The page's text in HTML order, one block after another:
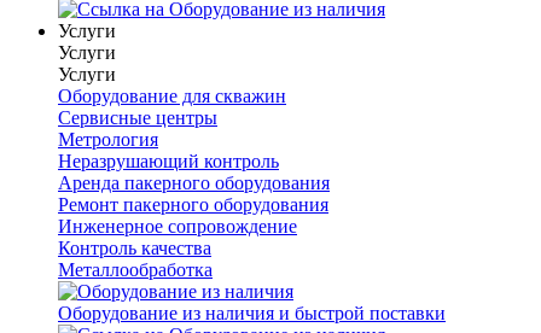
Услуги
Услуги
Услуги
Оборудование для скважин
Сервисные центры
Метрология
Неразрушающий контроль
Аренда пакерного оборудования
Ремонт пакерного оборудования
Инженерное сопровождение
Контроль качества
Металлообработка
Оборудование из наличия и быстрой поставки